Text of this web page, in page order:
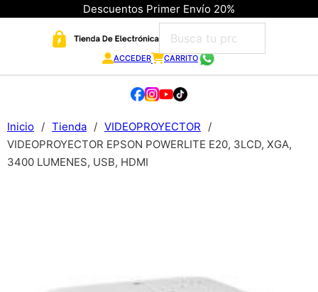
Descuentos Primer Envío 20%
ACCEDER CARRITO
Inicio / Tienda / VIDEOPROYECTOR
/
VIDEOPROYECTOR EPSON POWERLITE E20, 3LCD, XGA,
3400 LUMENES, USB, HDMI